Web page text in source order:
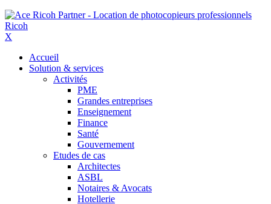
X
Accueil
Solution & services
Activités
PME
Grandes entreprises
Enseignement
Finance
Santé
Gouvernement
Etudes de cas
Architectes
ASBL
Notaires & Avocats
Hotellerie